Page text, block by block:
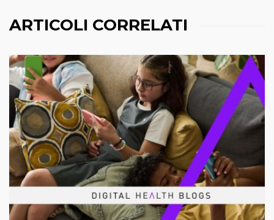
ARTICOLI CORRELATI